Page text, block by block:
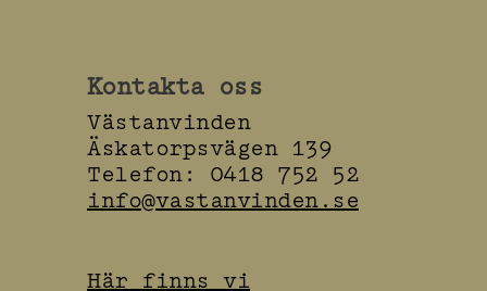
Kontakta oss
Västanvinden
Äskatorpsvägen 139
Telefon: 0418 752 52
info@vastanvinden.se
Här finns vi